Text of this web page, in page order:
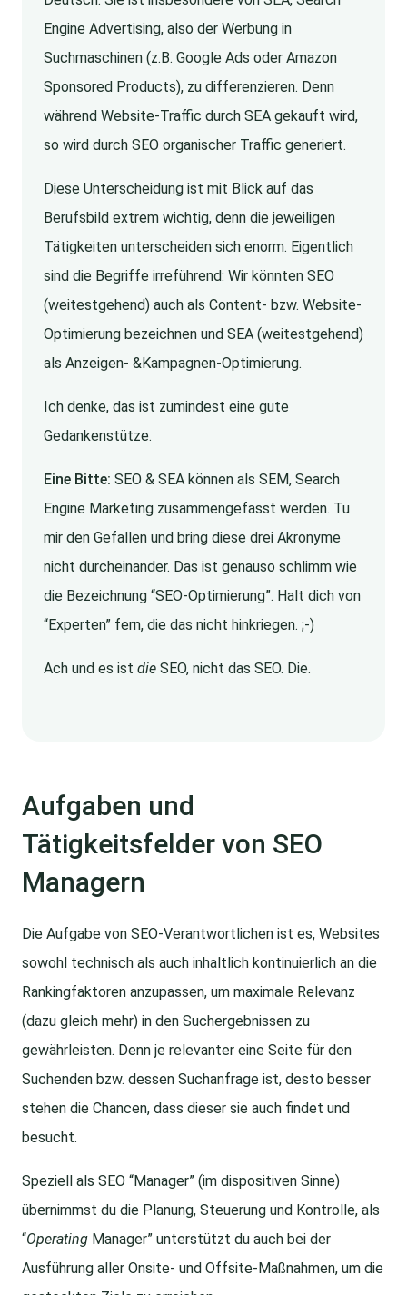
Engine Advertising, also der Werbung in
Suchmaschinen (z.B. Google Ads oder Amazon
Sponsored Products), zu differenzieren. Denn
während Website-Traffic durch SEA gekauft wird,
so wird durch SEO organischer Traffic generiert.
Diese Unterscheidung ist mit Blick auf das
Berufsbild extrem wichtig, denn die jeweiligen
Tätigkeiten unterscheiden sich enorm. Eigentlich
sind die Begriffe irreführend: Wir könnten SEO
(weitestgehend) auch als Content- bzw. Website-
Optimierung bezeichnen und SEA (weitestgehend)
als Anzeigen- &Kampagnen-Optimierung.
Ich denke, das ist zumindest eine gute
Gedankenstütze.
Eine Bitte: SEO & SEA können als SEM, Search
Engine Marketing zusammengefasst werden. Tu
mir den Gefallen und bring diese drei Akronyme
nicht durcheinander. Das ist genauso schlimm wie
die Bezeichnung “SEO-Optimierung”. Halt dich von
“Experten” fern, die das nicht hinkriegen. ;-)
Ach und es ist die SEO, nicht das SEO. Die.
Aufgaben und
Tätigkeitsfelder von SEO
Managern
Die Aufgabe von SEO-Verantwortlichen ist es, Websites
sowohl technisch als auch inhaltlich kontinuierlich an die
Rankingfaktoren anzupassen, um maximale Relevanz
(dazu gleich mehr) in den Suchergebnissen zu
gewährleisten. Denn je relevanter eine Seite für den
Suchenden bzw. dessen Suchanfrage ist, desto besser
stehen die Chancen, dass dieser sie auch findet und
besucht.
Speziell als SEO “Manager” (im dispositiven Sinne)
übernimmst du die Planung, Steuerung und Kontrolle, als
“Operating Manager” unterstützt du auch bei der
Ausführung aller Onsite- und Offsite-Maßnahmen, um die